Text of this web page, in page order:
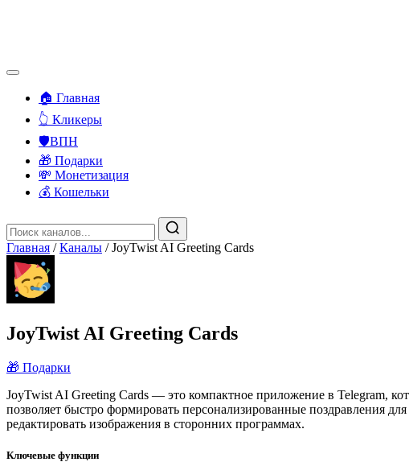
🏠 Главная
👆 Кликеры
🛡️ВПН
🎁 Подарки
💸 Монетизация
💰 Кошельки
Главная / Каналы / JoyTwist AI Greeting Cards
JoyTwist AI Greeting Cards
🎁 Подарки
JoyTwist AI Greeting Cards — это компактное приложение в Telegram,
позволяет быстро формировать персонализированные поздравления
редактировать изображения в сторонних программах.
Ключевые функции